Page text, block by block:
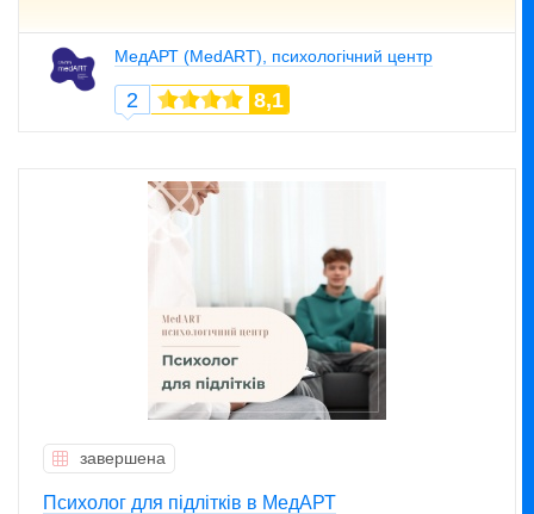
МедАРТ (MedART), психологічний центр
2 8,1
завершена
Психолог для підлітків в МедАРТ